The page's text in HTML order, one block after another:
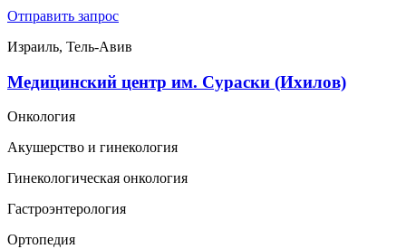
Отправить запрос
Израиль, Тель-Авив
Медицинский центр им. Сураски (Ихилов)
Онкология
Акушерство и гинекология
Гинекологическая онкология
Гастроэнтерология
Ортопедия